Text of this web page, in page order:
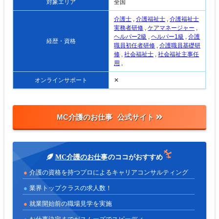
対象エリア 全国
経歴・資格
介護士 ,介護福祉士 ,介護福祉士
実務者研修 ,ケアマネージャー
ヘルパー2級 ,ヘルパー1級 ,介護
職員初任者研修 ,介護職員基礎研
修 ,社会福祉士 ,社会福祉主事任
用
オンラインサポート ✕
MC介護のお仕事
MC介護のお仕事のココがおすすめ
介護の資格を持つプロによるキャリアコンサルティング
業界トップクラスの求人数！
就業開始前の職場見学を実施